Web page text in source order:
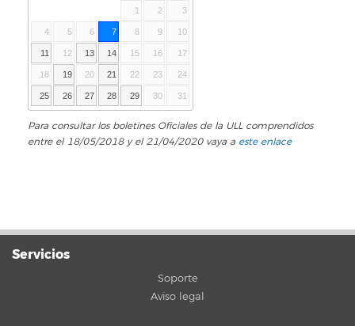
1 2 3
4 5 6 7 8 9 10
11 12 13 14 15 16 17
18 19 20 21 22 23 24
25 26 27 28 29 30 31
Para consultar los boletines Oficiales de la ULL comprendidos
entre el 18/05/2018 y el 21/04/2020 vaya a este enlace
Servicios
Soporte
Aviso legal